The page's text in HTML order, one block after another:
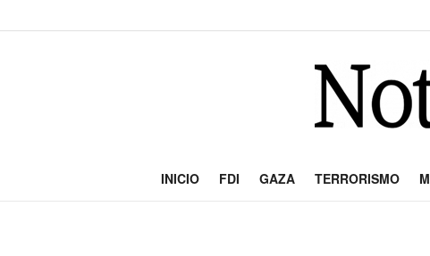
INICIO FDI GAZA TERRORISMO